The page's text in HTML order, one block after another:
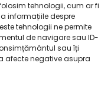
tehnologii, cum ar fi
informațiile despre
tehnologii ne permite
de navigare sau ID-
sau îți
afecte negative asupra